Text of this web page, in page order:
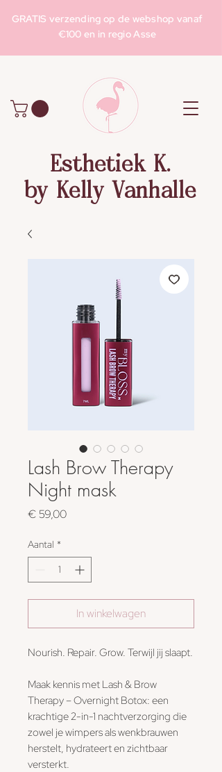
GRATIS verzending op de webshop vanaf
€100 en in regio Asse
Esthetiek K.
by Kelly Vanhalle
Lash Brow Therapy
Night mask
€ 59,00Prijs
Aantal *
In winkelwagen
Nourish. Repair. Grow. Terwijl jij slaapt.
Maak kennis met Lash & Brow
Therapy – Overnight Botox: een
krachtige 2-in-1 nachtverzorging die
zowel je wimpers als wenkbrauwen
herstelt, hydrateert en zichtbaar
versterkt.